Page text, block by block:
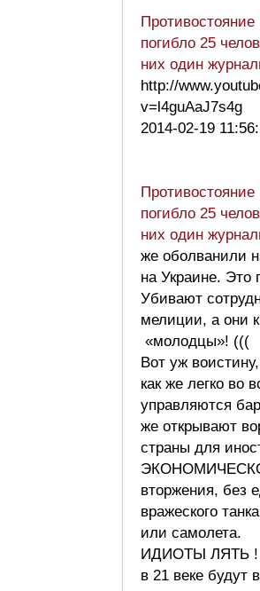
погибло 25
них один
http://
v=l4guAaJ7s4g
2014-02-19
погибло 25
них один
же оболванили
на Украине. Это
Убивают
мелиции, а они
«молодцы»! (((
Вот уж
как же легко во
управляются
же открывают
страны для
вторжения, без
вражеского танка
или самолета.
ИДИОТЫ ЛЯТЬ !
в 21 веке будут